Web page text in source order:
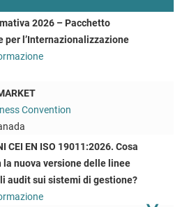
2026 – Pacchetto
per l’Internazionalizzazione
Convention
CEI EN ISO 19011:2026. Cosa
la nuova versione delle linee
audit sui sistemi di gestione?